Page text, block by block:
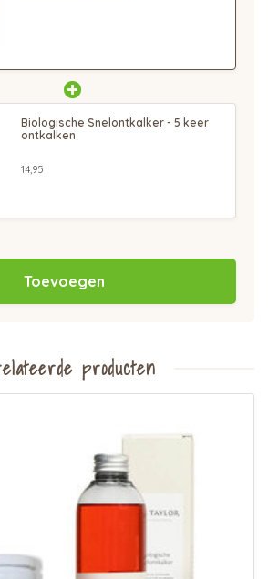
Biologische Snelontkalker - 5 keer
ontkalken
14,95
Toevoegen
producten